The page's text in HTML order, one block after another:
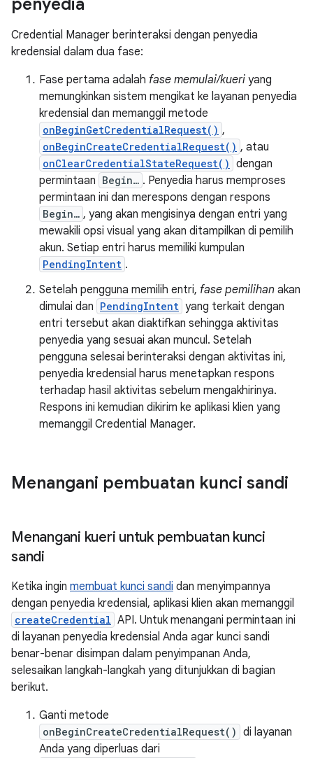
penyedia
Credential Manager berinteraksi dengan penyedia
kredensial dalam dua fase:
Fase pertama adalah fase memulai/kueri yang
memungkinkan sistem mengikat ke layanan penyedia
kredensial dan memanggil metode
onBeginGetCredentialRequest() ,
onBeginCreateCredentialRequest() , atau
onClearCredentialStateRequest() dengan
permintaan Begin… . Penyedia harus memproses
permintaan ini dan merespons dengan respons
Begin… , yang akan mengisinya dengan entri yang
mewakili opsi visual yang akan ditampilkan di pemilih
akun. Setiap entri harus memiliki kumpulan
PendingIntent .
Setelah pengguna memilih entri, fase pemilihan akan
dimulai dan PendingIntent yang terkait dengan
entri tersebut akan diaktifkan sehingga aktivitas
penyedia yang sesuai akan muncul. Setelah
pengguna selesai berinteraksi dengan aktivitas ini,
penyedia kredensial harus menetapkan respons
terhadap hasil aktivitas sebelum mengakhirinya.
Respons ini kemudian dikirim ke aplikasi klien yang
memanggil Credential Manager.
Menangani pembuatan kunci sandi
Menangani kueri untuk pembuatan kunci
sandi
Ketika ingin membuat kunci sandi dan menyimpannya
dengan penyedia kredensial, aplikasi klien akan memanggil
createCredential API. Untuk menangani permintaan ini
di layanan penyedia kredensial Anda agar kunci sandi
benar-benar disimpan dalam penyimpanan Anda,
selesaikan langkah-langkah yang ditunjukkan di bagian
berikut.
Ganti metode
onBeginCreateCredentialRequest() di layanan
Anda yang diperluas dari